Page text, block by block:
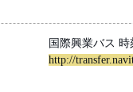
国際興業バス
http://